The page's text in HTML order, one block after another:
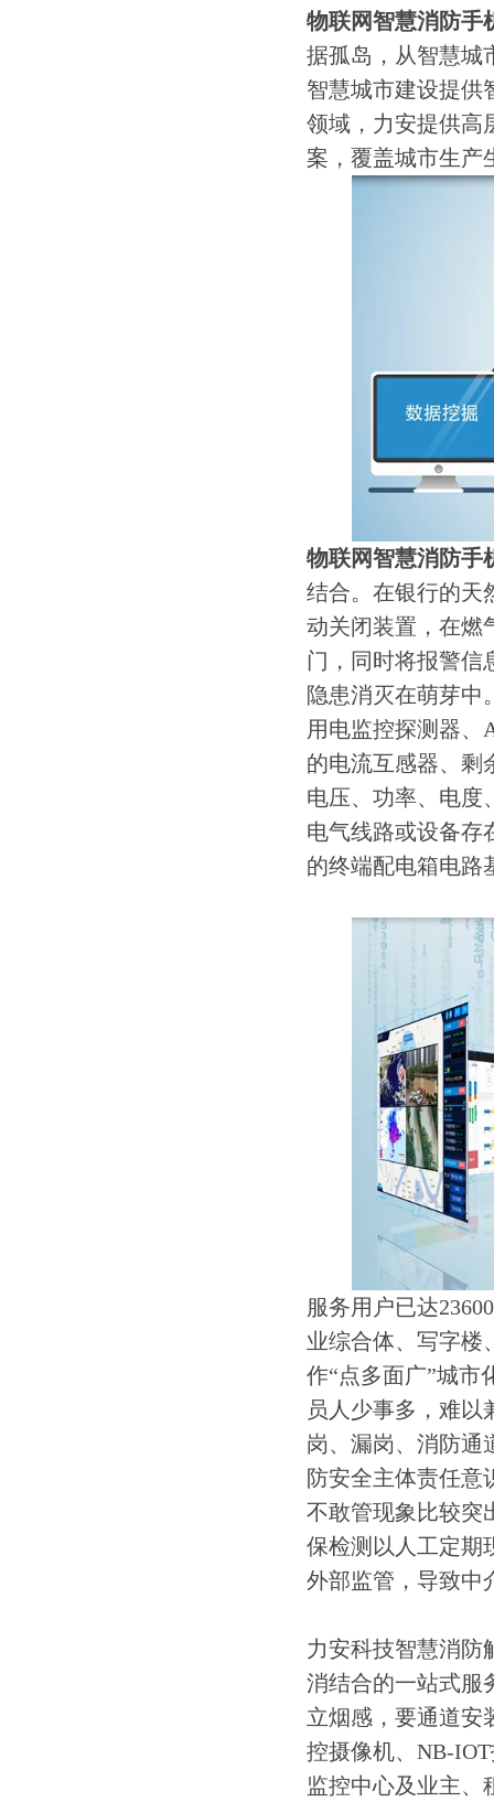
物联网智慧消防手
据孤岛，从智慧城
智慧城市建设提供
领域，力安提供高
案，覆盖城市生产
物联网智慧消防手
结合。在银行的天
动关闭装置，在燃
门，同时将报警信
隐患消灭在萌芽中
用电监控探测器、
的电流互感器、剩
电压、功率、电度
电气线路或设备存
的终端配电箱电路
服务用户已达
业综合体、写字楼
作“点多面广”城市
员人少事多，难
岗、漏岗、消防通
防安全主体责任意
不敢管现象比较突
保检测以人工定期
外部监管，导致中
力安科技智慧消防
消结合的一站式服
立烟感，要通道安
控摄像机、NB-
监控中心及业主、